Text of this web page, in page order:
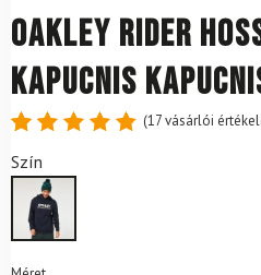
OAKLEY Rider
kapucnis
4.88
5-ből,
értékelés
alapján
(17vásárlói
Szín